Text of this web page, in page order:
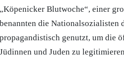
„Köpenicker Blutwoche“, einer
benannten die Nationalsozialisten
propagandistisch genutzt, um die
Jüdinnen und Juden zu